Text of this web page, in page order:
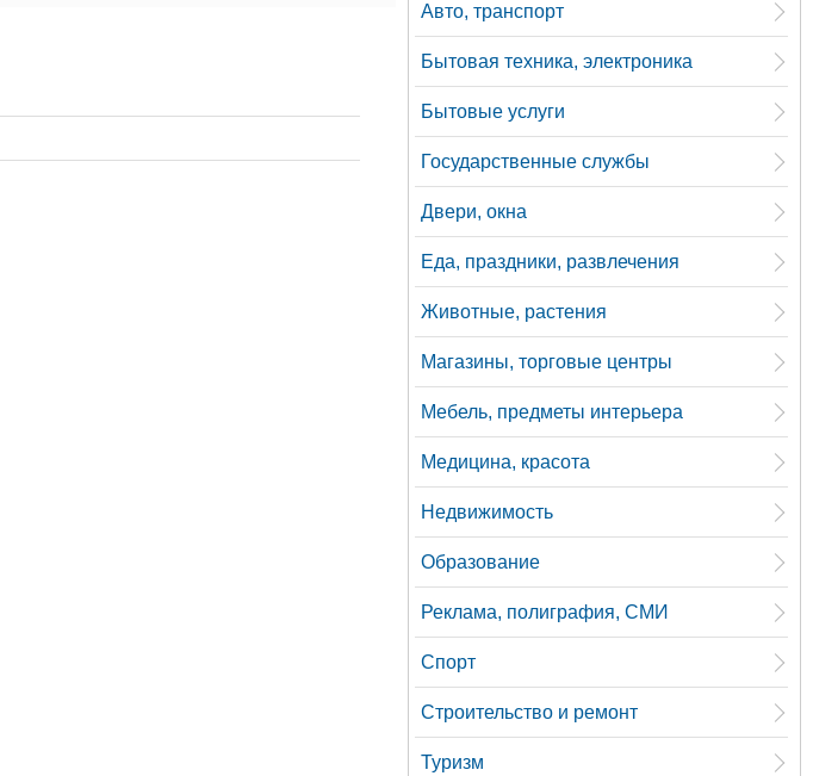
Авто, транспорт
Бытовая техника, электроника
Бытовые услуги
Государственные службы
Двери, окна
Еда, праздники, развлечения
Животные, растения
Магазины, торговые центры
Мебель, предметы интерьера
Медицина, красота
Недвижимость
Образование
Реклама, полиграфия, СМИ
Спорт
Строительство и ремонт
Туризм